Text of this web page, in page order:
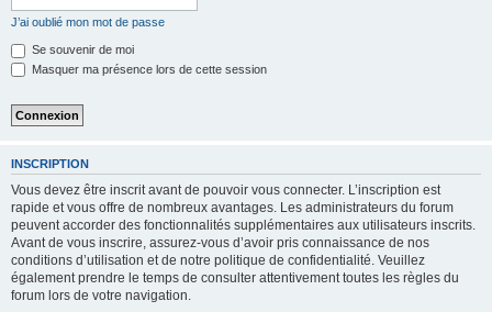
J’ai oublié mon mot de passe
Se souvenir de moi
Masquer ma présence lors de cette session
INSCRIPTION
Vous devez être inscrit avant de pouvoir vous connecter. L’inscription est
rapide et vous offre de nombreux avantages. Les administrateurs du forum
peuvent accorder des fonctionnalités supplémentaires aux utilisateurs inscrits.
Avant de vous inscrire, assurez-vous d’avoir pris connaissance de nos
conditions d’utilisation et de notre politique de confidentialité. Veuillez
également prendre le temps de consulter attentivement toutes les règles du
forum lors de votre navigation.